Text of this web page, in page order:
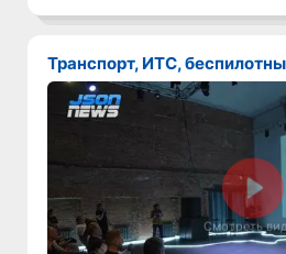
Транспорт, ИТС,
Смотреть